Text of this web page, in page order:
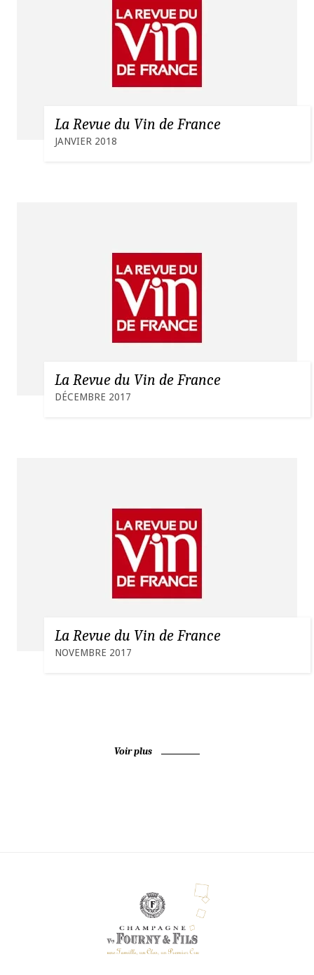
La Revue du Vin de France
JANVIER 2018
La Revue du Vin de France
DÉCEMBRE 2017
La Revue du Vin de France
NOVEMBRE 2017
Voir plus